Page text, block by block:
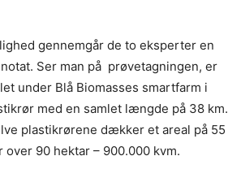
gennemgår de to eksperter en
Ser man på prøvetagningen, er
under Blå Biomasses smartfarm i
med en samlet længde på 38 km.
plastikrørene dækker et areal på 55
90 hektar – 900.000 kvm.